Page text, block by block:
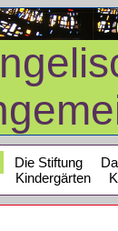
Die Stiftung
Kindergärten